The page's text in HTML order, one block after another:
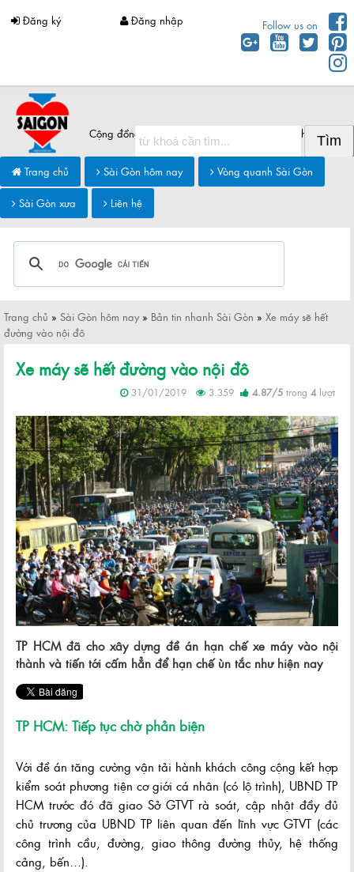
Đăng ký Đăng nhập Follow us on
Cộng đồng Sài Gòn chia sẻ thông tin Sài Gòn hôm nay
Trang chủ Sài Gòn hôm nay
Vòng quanh Sài Gòn
Sài Gòn xưa
Liên hệ
Trang chủ » Sài Gòn hôm nay» Bản tin nhanh Sài Gòn » Xe máy sẽ hết
đường vào nội đô
Xe máy sẽ hết đường vào nội đô
31/01/2019 3.359 4.87/5 trong 4lượt
TP HCM đã cho xây dựng đề án hạn chế xe máy vào nội
thành và tiến tới cấm hẳn để hạn chế ùn tắc như hiện nay
TP HCM: Tiếp tục chờ phản biện
Với đề án tăng cường vận tải hành khách công cộng kết hợp
kiểm soát phương tiện cơ giới cá nhân (có lộ trình), UBND TP
HCM trước đó đã giao Sở GTVT rà soát, cập nhật đầy đủ
chủ trương của UBND TP liên quan đến lĩnh vực GTVT (các
công trình cầu, đường, giao thông đường thủy, hệ thống
cảng, bến…).